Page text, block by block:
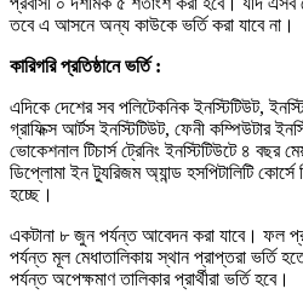
তবে এ আসনে অন্য কাউকে ভর্তি করা যাবে না।
কারিগরি প্রতিষ্ঠানে ভর্তি :
এদিকে দেশের সব পলিটেকনিক ইনস্টিটিউট,
গ্রাফিক্স আর্টস ইনস্টিটিউট, ফেনী কম্পিউটার
ভোকেশনাল টিচার্স ট্রেনিং ইনস্টিটিউটে ৪ বছর
ডিপ্লোমা ইন ট্যুরিজম অ্যান্ড হসপিটালিটি কোর্সে
হচ্ছে।
একটানা ৮ জুন পর্যন্ত আবেদন করা যাবে। ফল
পর্যন্ত মূল মেধাতালিকায় স্থান প্রাপ্তরা
পর্যন্ত অপেক্ষমাণ তালিকার প্রার্থীরা ভর্তি হবে।